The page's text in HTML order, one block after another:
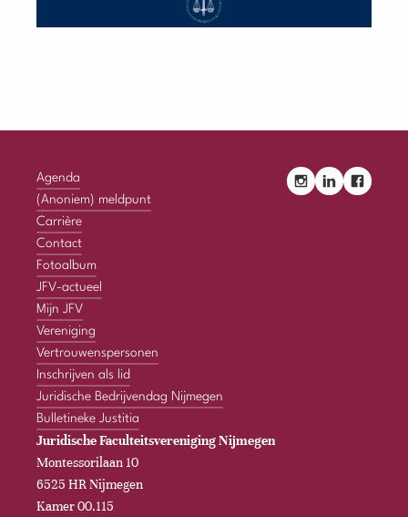
Agenda
(Anoniem) meldpunt
Carrière
Contact
Fotoalbum
JFV-actueel
Mijn JFV
Vereniging
Vertrouwenspersonen
Inschrijven als lid
Juridische Bedrijvendag Nijmegen
Bulletineke Justitia
Juridische Faculteitsvereniging Nijmegen
Montessorilaan 10
6525 HR Nijmegen
Kamer 00.115